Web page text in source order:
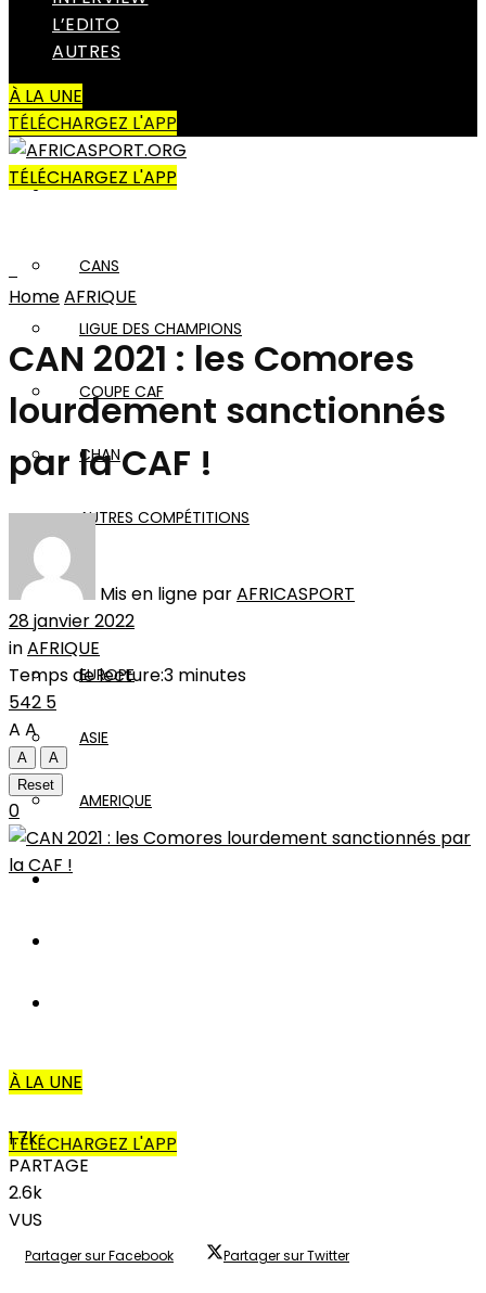
Amateur
AUTRES SPORTS
AFRIQUE
CANS
LIGUE DES CHAMPIONS
COUPE CAF
CHAN
AUTRES COMPÉTITIONS
MONDE
EUROPE
ASIE
AMERIQUE
INTERVIEW
À LA UNE
TÉLÉCHARGEZ L'APP
L’EDITO
AUTRES
À LA UNE
TÉLÉCHARGEZ L'APP
TÉLÉCHARGEZ L'APP
HomeAFRIQUE
CAN 2021 : les Comores
lourdement sanctionnés
par la CAF !
Mis en ligne parAFRICASPORT
28 janvier 2022
inAFRIQUE
Temps de lecture:3 minutes
542 5
A A
A
A
Reset
0
1.7k
PARTAGE
2.6k
VUS
Partager sur Facebook Partager sur Twitter